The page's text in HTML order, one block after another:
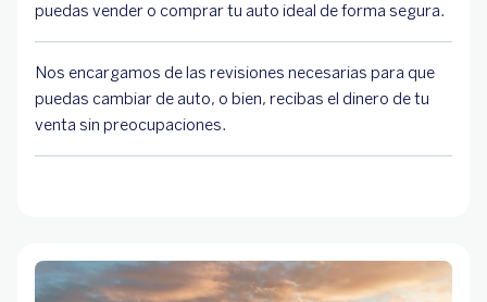
puedas vender o comprar tu auto ideal de forma segura.
Nos encargamos de las revisiones necesarias para que
puedas cambiar de auto, o bien, recibas el dinero de tu
venta sin preocupaciones.